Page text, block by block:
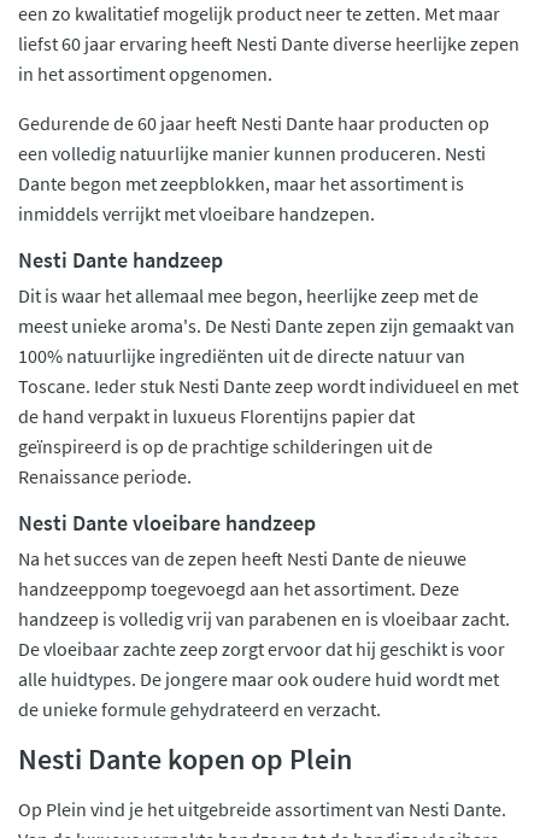
een zo kwalitatief mogelijk product neer te zetten. Met maar
liefst 60 jaar ervaring heeft Nesti Dante diverse heerlijke zepen
in het assortiment opgenomen.
Gedurende de 60 jaar heeft Nesti Dante haar producten op
een volledig natuurlijke manier kunnen produceren. Nesti
Dante begon met zeepblokken, maar het assortiment is
inmiddels verrijkt met vloeibare handzepen.
Nesti Dante handzeep
Dit is waar het allemaal mee begon, heerlijke zeep met de
meest unieke aroma's. De Nesti Dante zepen zijn gemaakt van
100% natuurlijke ingrediënten uit de directe natuur van
Toscane. Ieder stuk Nesti Dante zeep wordt individueel en met
de hand verpakt in luxueus Florentijns papier dat
geïnspireerd is op de prachtige schilderingen uit de
Renaissance periode.
Nesti Dante vloeibare handzeep
Na het succes van de zepen heeft Nesti Dante de nieuwe
handzeeppomp toegevoegd aan het assortiment. Deze
handzeep is volledig vrij van parabenen en is vloeibaar zacht.
De vloeibaar zachte zeep zorgt ervoor dat hij geschikt is voor
alle huidtypes. De jongere maar ook oudere huid wordt met
de unieke formule gehydrateerd en verzacht.
Nesti Dante kopen op Plein
Op Plein vind je het uitgebreide assortiment van Nesti Dante.